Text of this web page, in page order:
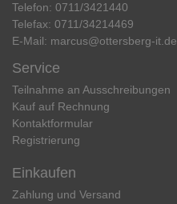
Telefon: 0711/3421440
Telefax: 0711/34214469
E-Mail: marcus@ottersberg-it.de
Service
Teilnahme an Ausschreibungen
Kauf auf Rechnung
Kontaktformular
Registrierung
Einkaufen
Zahlung und Versand